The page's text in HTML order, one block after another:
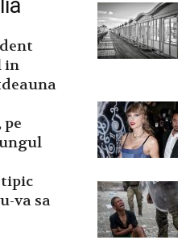
in
tipic
va sa